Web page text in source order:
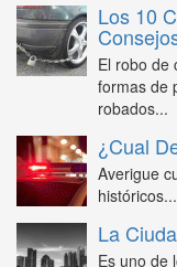
Los 10
El robo de
formas de
robados...
¿Cual
Averigue
históricos...
La
Es uno de